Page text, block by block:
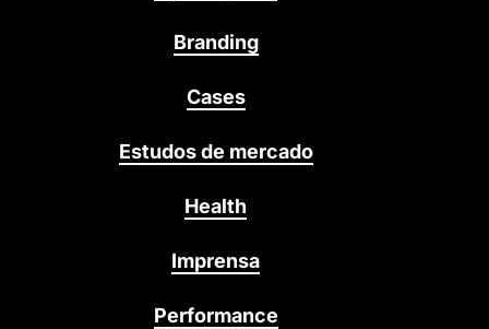
Branding
Cases
Estudos de mercado
Health
Imprensa
Performance